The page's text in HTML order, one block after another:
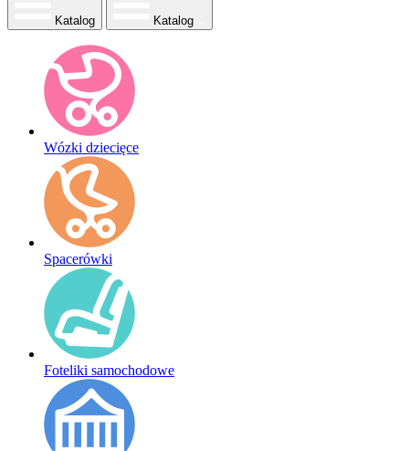
Katalog Katalog
Wózki dziecięce
Spacerówki
Foteliki samochodowe